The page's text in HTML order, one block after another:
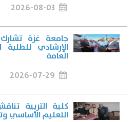
2026-08-03
جامعة غزة
الإرشادي للطلبة
العامة
2026-07-29
كلية التربية
التعليم الأساسي